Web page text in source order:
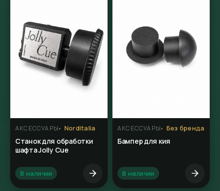
АКСЕССУАРЫ Norditalia
Станок для обработки
шафта Jolly Cue
В наличии
АКСЕССУАРЫ Без бренда
Бампер для кия
В наличии